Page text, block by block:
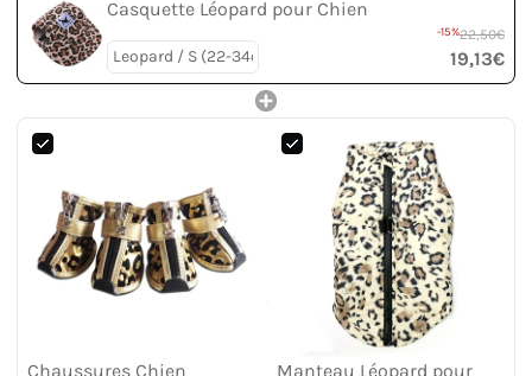
Casquette Léopard pour Chien
-15%22,50€
19,13€
Chaussures Chien Manteau Léopard pour